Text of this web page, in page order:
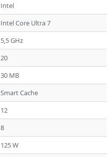
Intel
Intel Core Ultra 7
5,5 GHz
20
30 MB
Smart Cache
12
8
125 W